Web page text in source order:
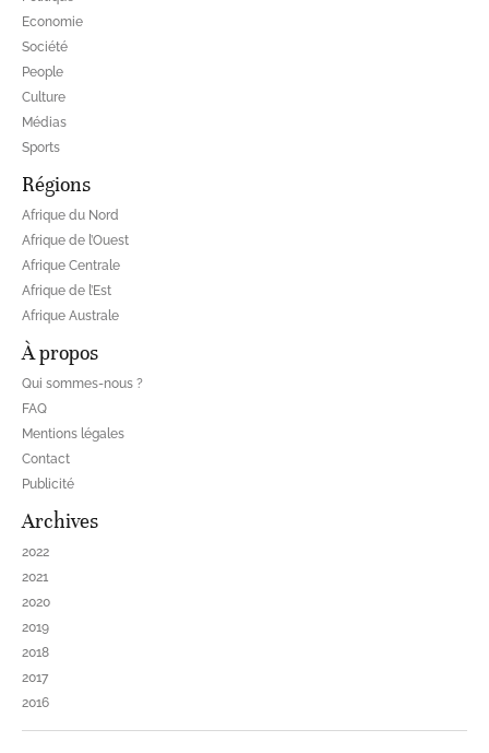
Economie
Société
People
Culture
Médias
Sports
Régions
Afrique du Nord
Afrique de l’Ouest
Afrique Centrale
Afrique de l’Est
Afrique Australe
À propos
Qui sommes-nous ?
FAQ
Mentions légales
Contact
Publicité
Archives
2022
2021
2020
2019
2018
2017
2016